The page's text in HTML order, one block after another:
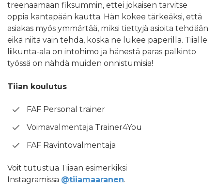
treenaamaan fiksummin, ettei jokaisen tarvitse
oppia kantapään kautta. Hän kokee tärkeäksi, että
asiakas myös ymmärtää, miksi tiettyjä asioita tehdään
eikä niitä vain tehdä, koska ne lukee paperilla. Tiialle
liikunta-ala on intohimo ja hänestä paras palkinto
työssä on nähdä muiden onnistumisia!
Tiian koulutus
FAF Personal trainer
Voimavalmentaja Trainer4You
FAF Ravintovalmentaja
Voit tutustua Tiiaan esimerkiksi
Instagramissa @tiiamaaranen.